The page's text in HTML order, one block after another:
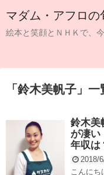
マダム・アフロ
絵本と笑顔とＮＨＫで、
「 鈴木美帆子 」 一
鈴木美
が凄い
年収は
2018/
こんに